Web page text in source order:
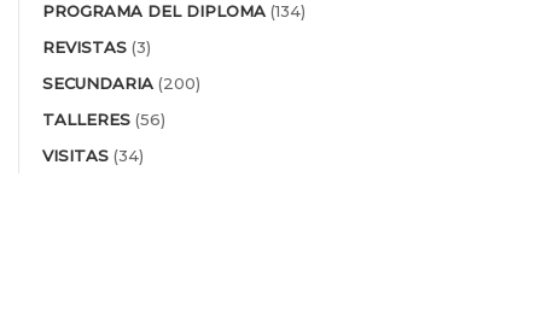
PROGRAMA DEL DIPLOMA (134)
REVISTAS (3)
SECUNDARIA (200)
TALLERES (56)
VISITAS (34)